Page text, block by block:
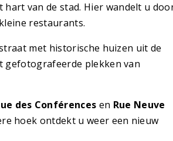
hart van de stad. Hier wandelt u
restaurants.
met historische huizen uit de
gefotografeerde plekken van
des Conférences en Rue Neuve
hoek ontdekt u weer een nieuw